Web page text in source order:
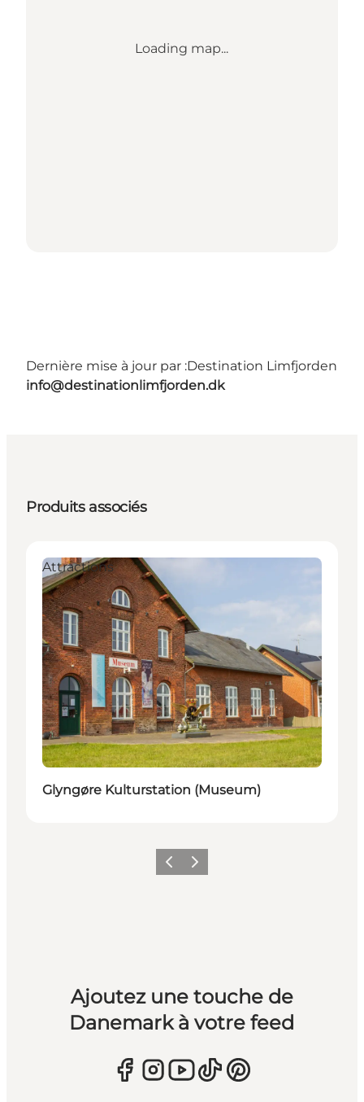
Loading map...
Dernière mise à jour par :Destination Limfjorden
info@destinationlimfjorden.dk
Produits associés
Attractions
Glyngøre Kulturstation (Museum)
PrécédentSuivant
Ajoutez une touche de
Danemark à votre feed